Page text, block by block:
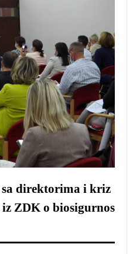
direktorima i kriz
ZDK o biosigurnos